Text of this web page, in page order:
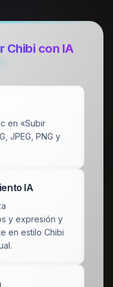
Chibi con IA
en «Subir
JPEG, PNG y
IA
y expresión y
en estilo Chibi